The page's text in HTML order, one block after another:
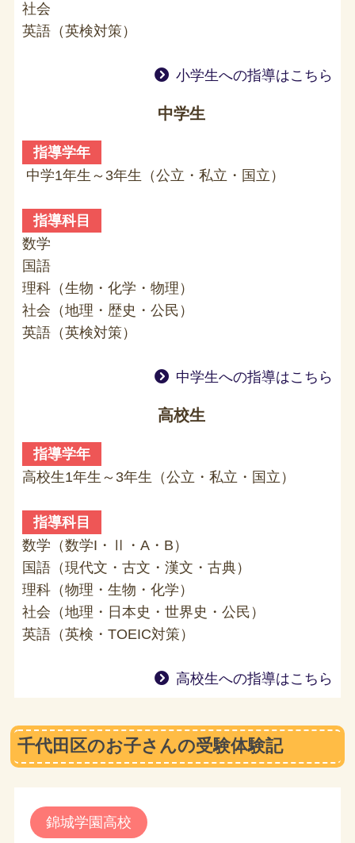
社会
英語（英検対策）
小学生への指導はこちら
中学生
指導学年
中学1年生～3年生（公立・私立・国立）
指導科目
数学
国語
理科（生物・化学・物理）
社会（地理・歴史・公民）
英語（英検対策）
中学生への指導はこちら
高校生
指導学年
高校生1年生～3年生（公立・私立・国立）
指導科目
数学（数学I・Ⅱ・A・B）
国語（現代文・古文・漢文・古典）
理科（物理・生物・化学）
社会（地理・日本史・世界史・公民）
英語（英検・TOEIC対策）
高校生への指導はこちら
千代田区のお子さんの受験体験記
錦城学園高校